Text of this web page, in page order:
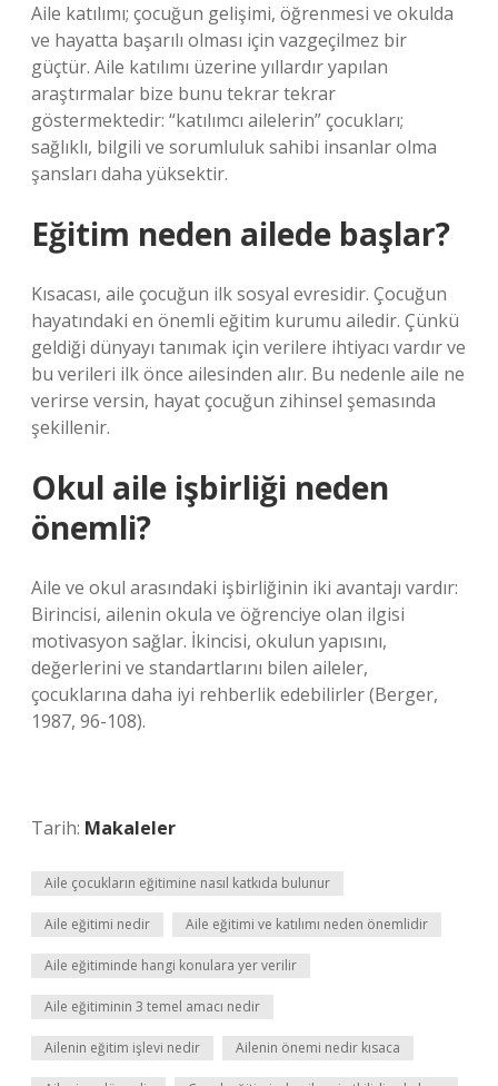
Aile katılımı; çocuğun gelişimi, öğrenmesi ve okulda
ve hayatta başarılı olması için vazgeçilmez bir
güçtür. Aile katılımı üzerine yıllardır yapılan
araştırmalar bize bunu tekrar tekrar
göstermektedir: “katılımcı ailelerin” çocukları;
sağlıklı, bilgili ve sorumluluk sahibi insanlar olma
şansları daha yüksektir.
Eğitim neden ailede başlar?
Kısacası, aile çocuğun ilk sosyal evresidir. Çocuğun
hayatındaki en önemli eğitim kurumu ailedir. Çünkü
geldiği dünyayı tanımak için verilere ihtiyacı vardır ve
bu verileri ilk önce ailesinden alır. Bu nedenle aile ne
verirse versin, hayat çocuğun zihinsel şemasında
şekillenir.
Okul aile işbirliği neden
önemli?
Aile ve okul arasındaki işbirliğinin iki avantajı vardır:
Birincisi, ailenin okula ve öğrenciye olan ilgisi
motivasyon sağlar. İkincisi, okulun yapısını,
değerlerini ve standartlarını bilen aileler,
çocuklarına daha iyi rehberlik edebilirler (Berger,
1987, 96-108).
Tarih: Makaleler
Aile çocukların eğitimine nasıl katkıda bulunur
Aile eğitimi nedir Aile eğitimi ve katılımı neden önemlidir
Aile eğitiminde hangi konulara yer verilir
Aile eğitiminin 3 temel amacı nedir
Ailenin eğitim işlevi nedir Ailenin önemi nedir kısaca